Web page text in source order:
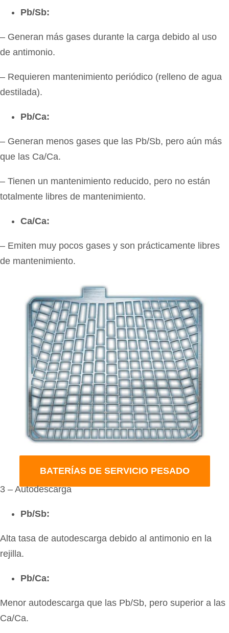
Pb/Sb:
– Generan más gases durante la carga debido al uso
de antimonio.
– Requieren mantenimiento periódico (relleno de agua
destilada).
Pb/Ca:
– Generan menos gases que las Pb/Sb, pero aún más
que las Ca/Ca.
– Tienen un mantenimiento reducido, pero no están
totalmente libres de mantenimiento.
Ca/Ca:
– Emiten muy pocos gases y son prácticamente libres
de mantenimiento.
BATERÍAS DE SERVICIO PESADO
3 – Autodescarga
Pb/Sb:
Alta tasa de autodescarga debido al antimonio en la
rejilla.
Pb/Ca:
Menor autodescarga que las Pb/Sb, pero superior a las
Ca/Ca.